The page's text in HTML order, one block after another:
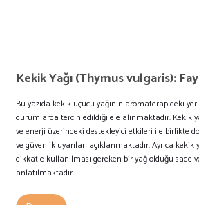
Bu yazıda kekik uçucu yağının aromaterapideki
durumlarda tercih edildiği ele alınmaktadır. Kekik
ve enerji üzerindeki destekleyici etkileri ile birlikte
ve güvenlik uyarıları açıklanmaktadır. Ayrıca
dikkatle kullanılması gereken bir yağ olduğu sade
anlatılmaktadır.